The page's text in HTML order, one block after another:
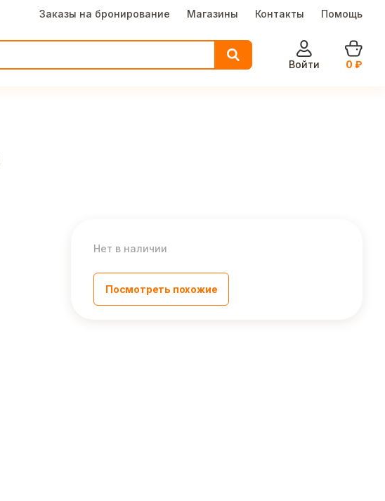
Заказы на бронирование Магазины Контакты Помощь
Войти
0 ₽
Нет в наличии
Посмотреть похожие